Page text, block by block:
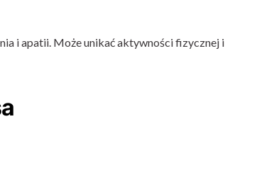
i apatii. Może unikać aktywności fizycznej i